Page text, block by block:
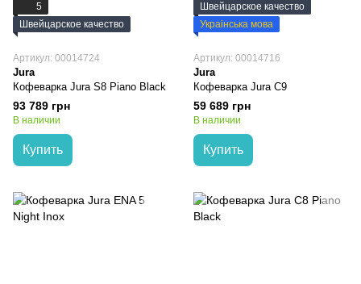
5
Швейцарское качество
Артикул: 00014724
Jura
Кофеварка Jura S8 Piano Black
93 789 грн
В наличии
Купить
Швейцарское качество
Украінська мова
Артикул: 00014716
Jura
Кофеварка Jura C9
59 689 грн
В наличии
Купить